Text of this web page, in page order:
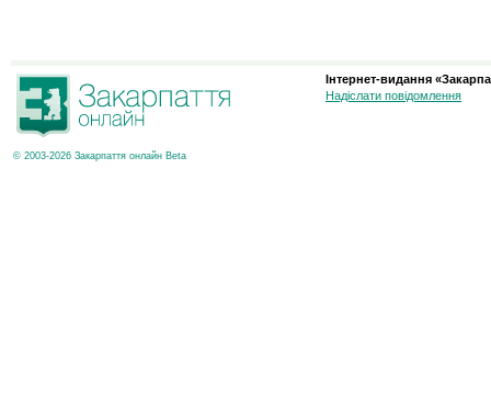
© 2003-2026 Закарпаття онлайн Beta
Інтернет-видання
Надіслати повідомлення